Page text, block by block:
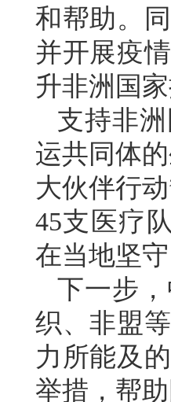
和帮助。
并开展疫
升非洲国
支持非
运共同体
大伙伴行
45支医疗
在当地坚
下一步
织、非盟
力所能及
举措，帮